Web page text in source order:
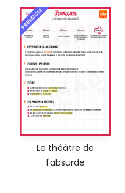
PREMIUM
Le théâtre de
l'absurde